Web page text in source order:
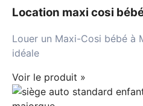
Location maxi cosi
Louer un Maxi-Cosi bébé à
idéale
Voir le produit »